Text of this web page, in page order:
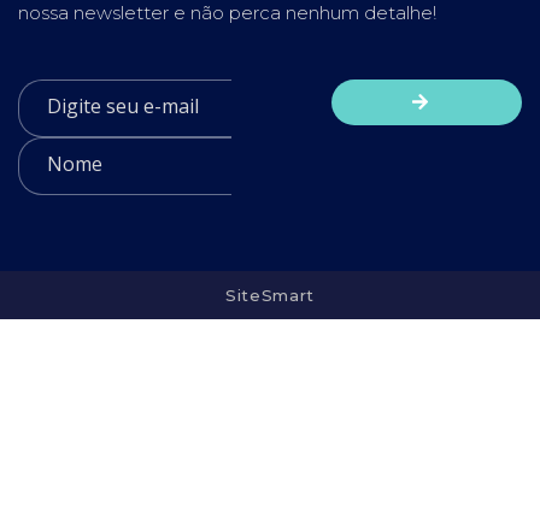
nossa newsletter e não perca nenhum detalhe!
SiteSmart